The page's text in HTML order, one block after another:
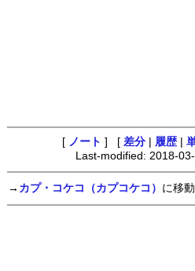
[ ノート ] [ 差分 履歴
Last-modified: 2018-
→ カプ・コケコ（カプコケコ） に移動